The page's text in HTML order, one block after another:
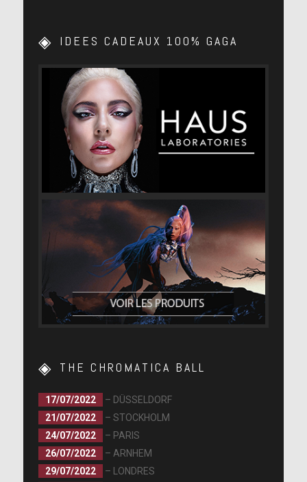
IDEES CADEAUX 100% GAGA
THE CHROMATICA BALL
17/07/2022
– DÜSSELDORF
21/07/2022
– STOCKHOLM
24/07/2022
– PARIS
26/07/2022
– ARNHEM
29/07/2022
– LONDRES